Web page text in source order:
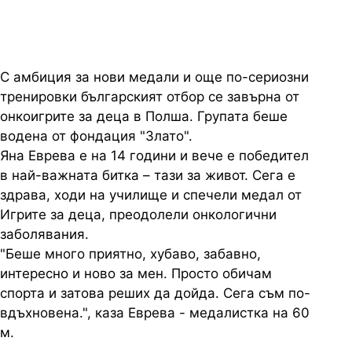
С амбиция за нови медали и още по-сериозни
тренировки българският отбор се завърна от
онкоигрите за деца в Полша. Групата беше
водена от фондация "Злато".
Яна Еврева е на 14 години и вече е победител
в най-важната битка – тази за живот. Сега е
здрава, ходи на училище и спечели медал от
Игрите за деца, преодолели онкологични
заболявания.
"Беше много приятно, хубаво, забавно,
интересно и ново за мен. Просто обичам
спорта и затова реших да дойда. Сега съм по-
вдъхновена.", каза Еврева - медалистка на 60
м.